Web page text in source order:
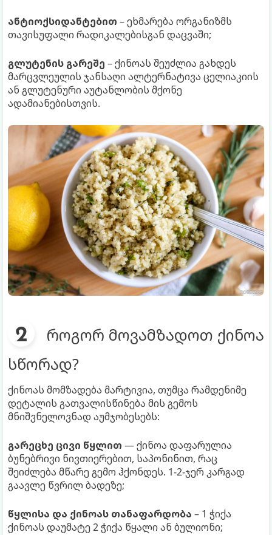
ანტიოქსიდანტებით – ეხმარება ორგანიზმს
თავისუფალი რადიკალებისგან დაცვაში;
გლუტენის გარეშე – ქინოას შეუძლია გახდეს
მარცვლეულის ჯანსაღი ალტერნატივა ცელიაკიის
ან გლუტენური აუტანლობის მქონე
ადამიანებისთვის.
როგორ მოვამზადოთ ქინოა
სწორად?
ქინოას მომზადება მარტივია, თუმცა რამდენიმე
დეტალის გათვალისწინება მის გემოს
მნიშვნელოვნად აუმჯობესებს:
გარეცხე ცივი წყლით — ქინოა დაფარულია
ბუნებრივი ნივთიერებით, საპონინით, რაც
შეიძლება მწარე გემო ჰქონდეს. 1-2-ჯერ კარგად
გაავლე წვრილ ბადეზე;
წყლისა და ქინოას თანაფარდობა – 1 ჭიქა
ქინოას დაუმატე 2 ჭიქა წყალი ან ბულიონი;